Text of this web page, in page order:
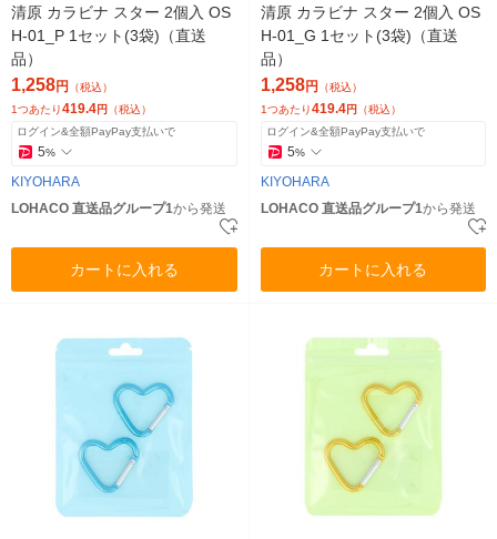
清原 カラビナ スター 2個入 OS
H-01_P 1セット(3袋)（直送
品）
1,258円 （税込）
1つあたり419.4円 （税込）
ログイン&全額PayPay支払いで
5%
KIYOHARA
LOHACO 直送品グループ1から発送
カートに入れる
清原 カラビナ スター 2個入 OS
H-01_G 1セット(3袋)（直送
品）
1,258円 （税込）
1つあたり419.4円 （税込）
ログイン&全額PayPay支払いで
5%
KIYOHARA
LOHACO 直送品グループ1から発送
カートに入れる